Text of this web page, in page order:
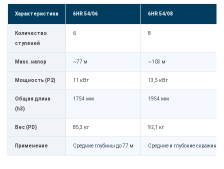
Характеристика 6HR 54/06 6HR 54/08
Количество
ступеней
6 8
Макс. напор ~77 м ~103 м
Мощность (P2) 11 кВт 13,5 кВт
Общая длина
(h3)
1754 мм 1954 мм
Вес (PD) 85,3 кг 92,1 кг
Применение Средние глубины до 77 м Средние и глубокие скважины